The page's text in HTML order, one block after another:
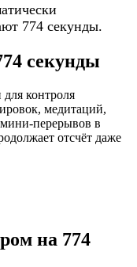
774 секунды.
секунды
контроля
медитаций,
перерывов в
отсчёт даже
на 774